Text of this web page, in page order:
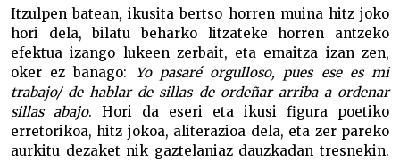
Itzulpen batean, ikusita bertso horren muina hitz joko
hori dela, bilatu beharko litzateke horren antzeko
efektua izango lukeen zerbait, eta emaitza izan zen,
oker ez banago:
Yo pasaré orgulloso, pues ese es mi
trabajo/ de hablar de sillas de ordeñar arriba a ordenar
sillas abajo. Hori da eseri eta ikusi figura poetiko
erretorikoa, hitz jokoa, aliterazioa dela, eta zer pareko
aurkitu dezaket nik gaztelaniaz dauzkadan tresnekin.